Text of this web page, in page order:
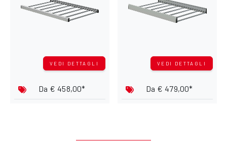
VEDI DETTAGLI
Da € 458,00*
VEDI DETTAGLI
Da € 479,00*